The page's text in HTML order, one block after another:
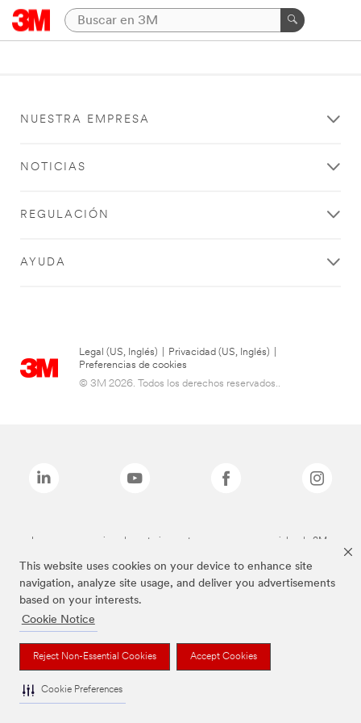
This website uses cookies on your device to enhance site
navigation, analyze site usage, and deliver you advertisements
based on your interests.
Cookie Notice
Reject Non-Essential Cookies Accept Cookies
Cookie Preferences
NUESTRA EMPRESA
NOTICIAS
REGULACIÓN
AYUDA
Legal (US, Inglés) Privacidad (US, Inglés)
Preferencias de cookies
© 3M 2026. Todos los derechos reservados..
Las marcas mencionadas anteriormente son marcas comerciales de 3M.